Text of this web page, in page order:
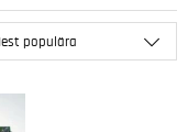
populära